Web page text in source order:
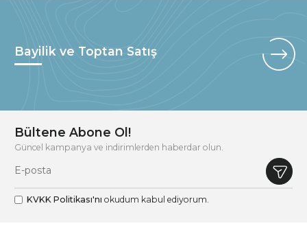
Bayilik ve Toptan Satış
Bültene Abone Ol!
Güncel kampanya ve indirimlerden haberdar olun.
KVKK Politikası'nı okudum kabul ediyorum.